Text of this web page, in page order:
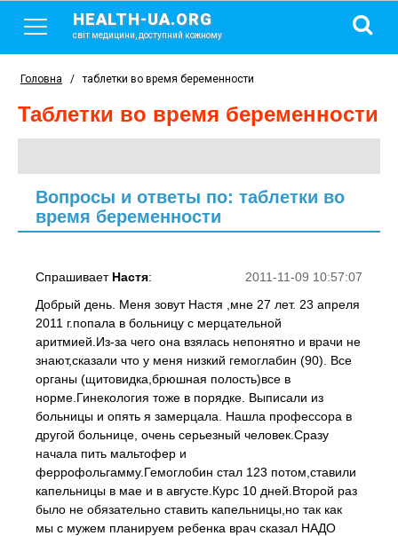
HEALTH-UA.ORG
світ медицини, доступний кожному
Головна / таблетки во время беременности
таблетки во время беременности
Вопросы и ответы по: таблетки во
время беременности
2011-11-09 10:57:07
Спрашивает Настя:
Добрый день. Меня зовут Настя ,мне 27 лет. 23 апреля
2011 г.попала в больницу с мерцательной
аритмией.Из-за чего она взялась непонятно и врачи не
знают,сказали что у меня низкий гемоглабин (90). Все
органы (щитовидка,брюшная полость)все в
норме.Гинекология тоже в порядке. Выписали из
больницы и опять я замерцала. Нашла профессора в
другой больнице, очень серьезный человек.Сразу
начала пить мальтофер и
феррофольгамму.Гемоглобин стал 123 потом,ставили
капельницы в мае и в августе.Курс 10 дней.Второй раз
было не обязательно ставить капельницы,но так как
мы с мужем планируем ребенка врач сказал НАДО